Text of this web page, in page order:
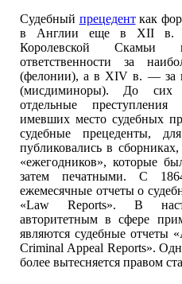
Судебный прецеденткак
в Англии еще в XII
Королевской
ответственности за
(фелонии), а в XIV в. — за
(мисдиминоры). До сих
отдельные
имевших место судебных
судебные прецеденты,
публиковались в
«ежегодников», которые
затем печатными. С
ежемесячные отчеты о
«Law Reports». В
авторитетным в сфере
являются судебные отчеты
Criminal Appeal Reports».
более вытесняется правом